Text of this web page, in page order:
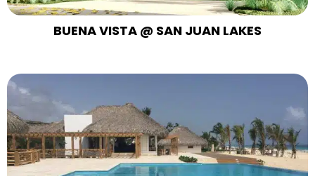
BUENA VISTA @ SAN JUAN LAKES